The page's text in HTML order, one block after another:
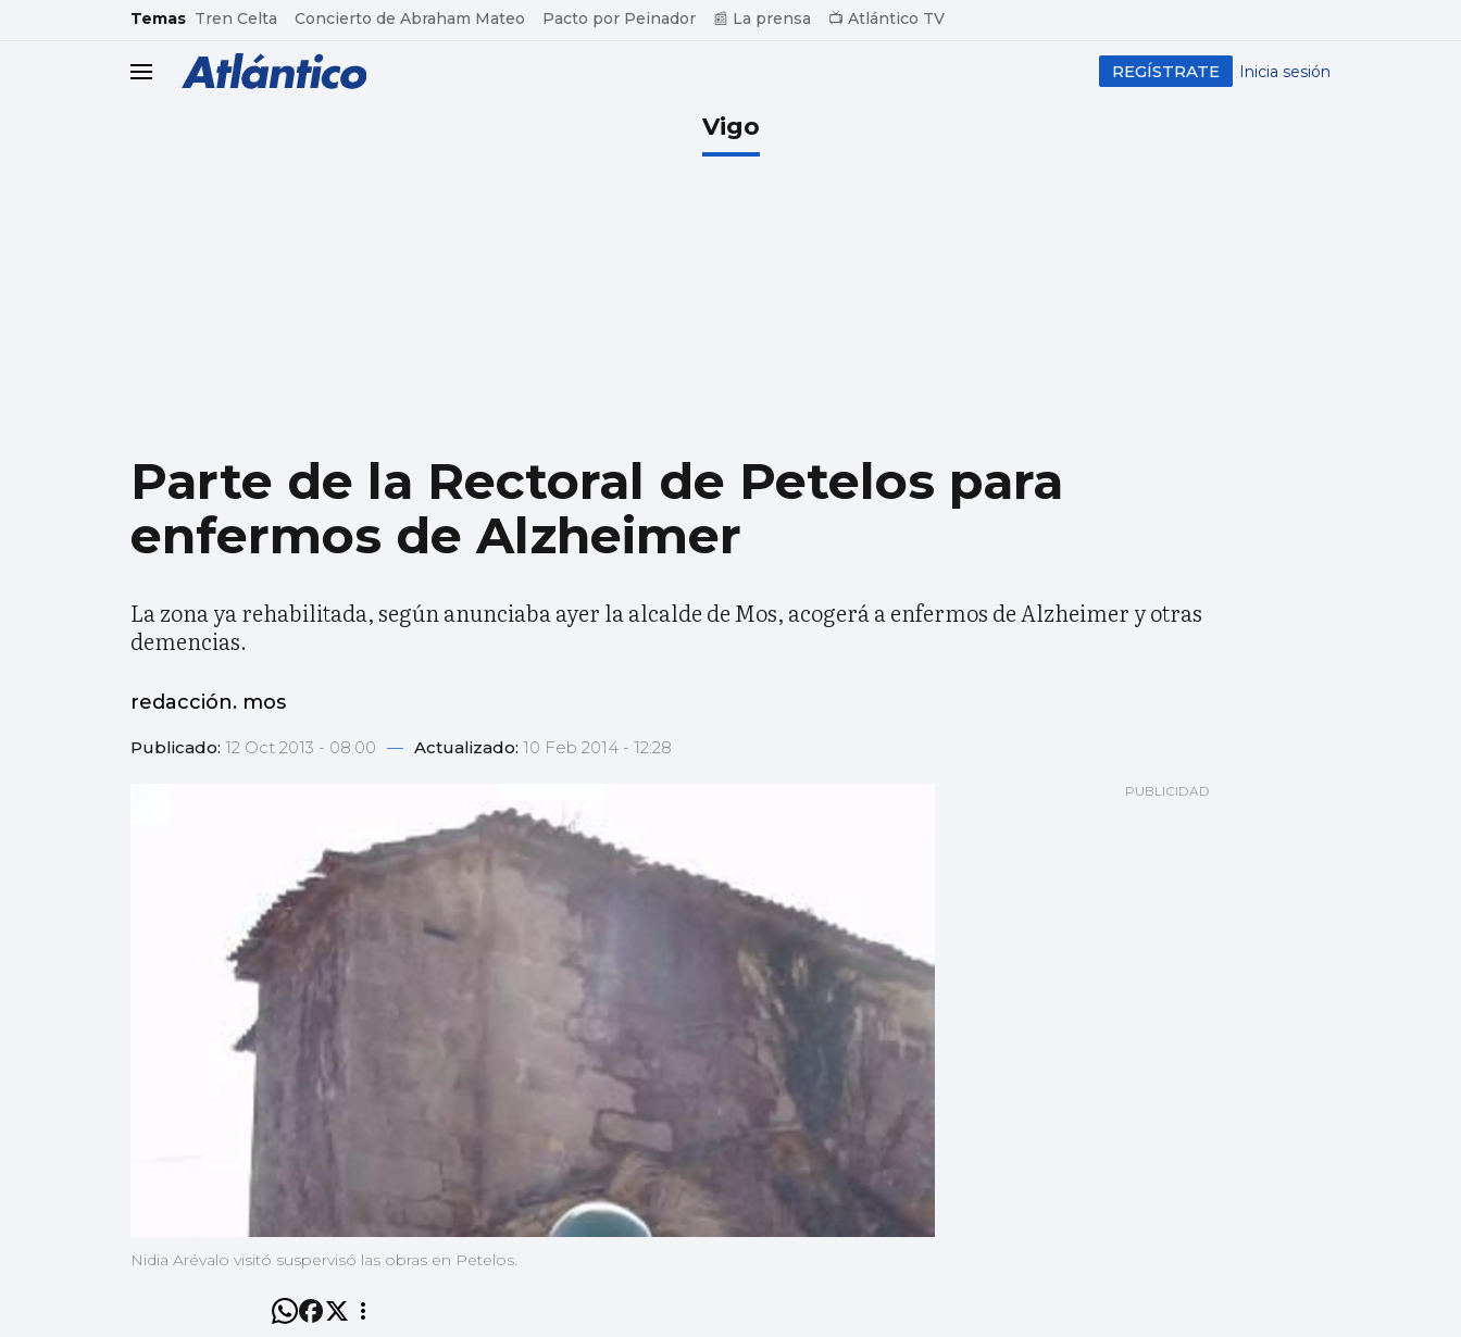
common.go-to-content
Temas Tren Celta Concierto de Abraham Mateo Pacto por Peinador 📰 La prensa 📺 Atlántico TV
header.menu.open Inicia sesión
REGÍSTRATE
Vigo
Parte de la Rectoral de Petelos para
enfermos de Alzheimer
La zona ya rehabilitada, según anunciaba ayer la alcalde de Mos, acogerá a enfermos de Alzheimer y otras
demencias.
redacción. mos
Publicado: 12 Oct 2013 - 08:00 — Actualizado: 10 Feb 2014 - 12:28
Nidia Arévalo visitó suspervisó las obras en Petelos.